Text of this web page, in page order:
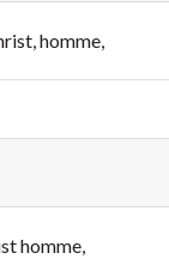
homme,
homme,